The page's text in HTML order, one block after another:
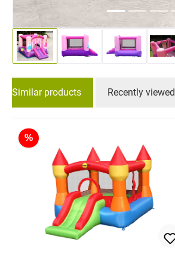
Similar products
Recently viewed
%